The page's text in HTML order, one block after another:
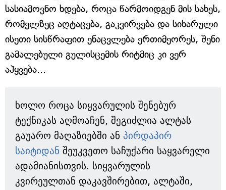
სასიამოვნო ხდება, როცა წარმოიდგენ მის სახეს,
რომელზეც აღტაცება, გაკვირვება და სიხარული
ისეთი სისწრაფით ენაცვლება ერთიმეორეს, შენი
გამალებული გულისცემის რიტმიც კი ვერ
აჰყვება...
ხოლო როცა სიყვარულის შენებურ
ტექნიკას აღმოაჩენ, შეგიძლია ალტას
გაუარო მაღაზიებში ან პირდაპირ
საიტიდან შეუკვეთო საჩუქარი საყვარელი
ადამიანისთვის. სიყვარულის
კვირეულთან დაკავშირებით, ალტაში,